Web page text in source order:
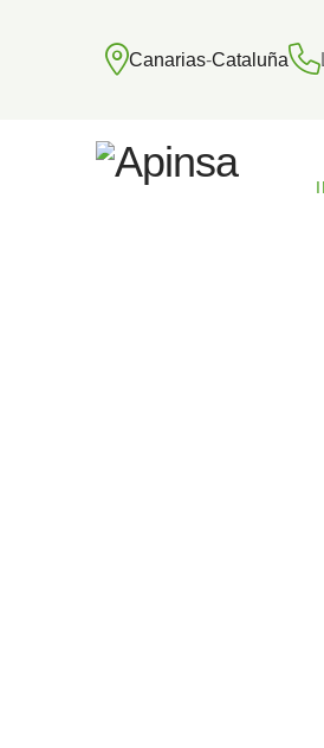
Canarias-Cataluña